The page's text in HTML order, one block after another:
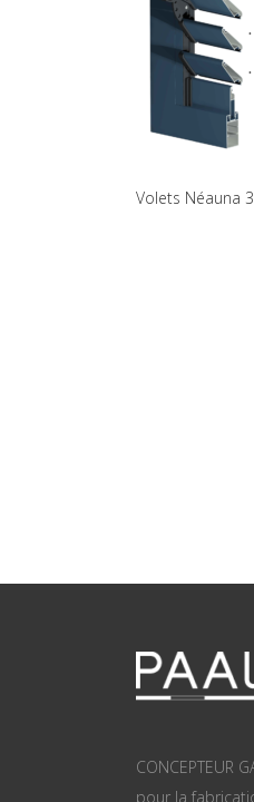
Volets Néauna
CONCEPTEUR
pour la